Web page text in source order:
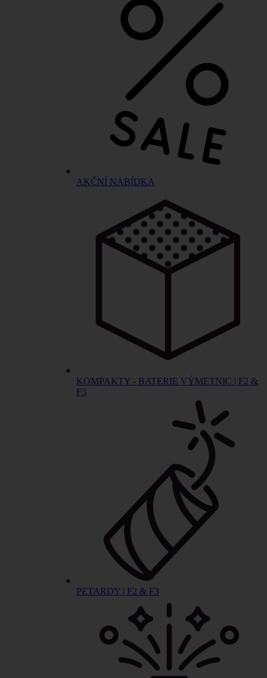
AKČNÍ NABÍDKA
KOMPAKTY - BATERIE VÝMETNIC | F2 &
F3
PETARDY | F2 & F3